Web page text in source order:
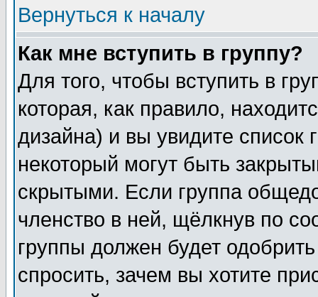
Вернуться к началу
Как мне вступить в группу?
Для того, чтобы вступить в
которая, как правило,
дизайна) и вы увидите список
некоторый могут быть
скрытыми. Если группа
членство в ней, щёлкнув по
группы должен будет
спросить, зачем вы хотите